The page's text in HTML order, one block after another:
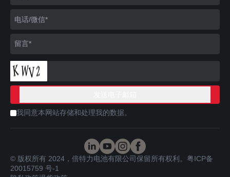
我同意本网站存储和处理我的数据。
© 版权所有 2024，倍特力电池有限公司保留所有权利。 粤ICP备
20015759 号-1